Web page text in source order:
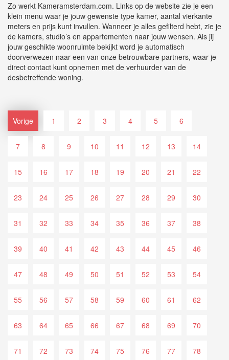
Zo werkt Kameramsterdam.com. Links op de website zie je een
klein menu waar je jouw gewenste type kamer, aantal vierkante
meters en prijs kunt invullen. Wanneer je alles gefilterd hebt, zie je
de kamers, studio’s en appartementen naar jouw wensen. Als jij
jouw geschikte woonruimte bekijkt word je automatisch
doorverwezen naar een van onze betrouwbare partners, waar je
direct contact kunt opnemen met de verhuurder van de
desbetreffende woning.
Vorige 1 2 3 4 5 6
7 8 9 10 11 12 13 14
15 16 17 18 19 20 21 22
23 24 25 26 27 28 29 30
31 32 33 34 35 36 37 38
39 40 41 42 43 44 45 46
47 48 49 50 51 52 53 54
55 56 57 58 59 60 61 62
63 64 65 66 67 68 69 70
71 72 73 74 75 76 77 78